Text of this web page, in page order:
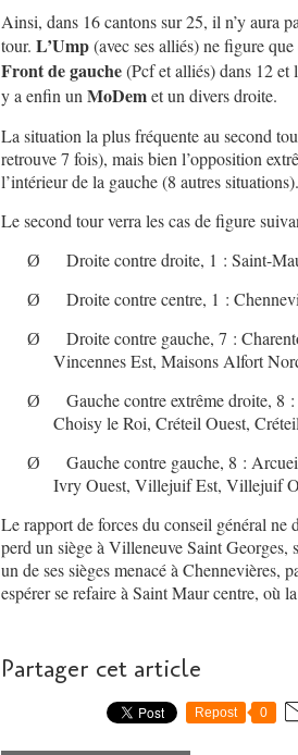
Ainsi, dans 16 cantons sur 25, il n’y aura
tour. L’Ump(avec ses alliés) ne figure
Front de gauche(Pcf et alliés) dans 12 et
y a enfin un MoDemet un divers droite.
La situation la plus fréquente au second
retrouve 7 fois), mais bien l’opposition
l’intérieur de la gauche (8 autres situations).
Le second tour verra les cas de figure
Ø Droite contre droite, 1 : Saint-
Ø Droite contre centre, 1 :
Ø
Droite contre gauche, 7 :
Vincennes Est, Maisons Alfort
Ø
Gauche contre extrême droite,
Choisy le Roi, Créteil Ouest,
Ø
Gauche contre gauche, 8 :
Ivry Ouest, Villejuif Est, Villejuif
Le rapport de forces du conseil général ne
perd un siège à Villeneuve Saint
un de ses sièges menacé à
espérer se refaire à Saint Maur centre, où
Partager cet article
Repost 0